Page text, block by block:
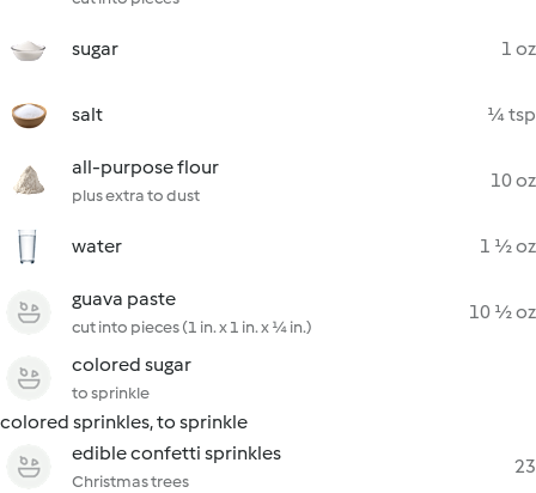
sugar 1 oz
salt ¼ tsp
all-purpose flour
plus extra to dust
10 oz
water 1 ½ oz
guava paste
cut into pieces (1 in. x 1 in. x ¼ in.)
10 ½ oz
colored sugar
to sprinkle
colored sprinkles, to sprinkle
edible confetti sprinkles
Christmas trees
23